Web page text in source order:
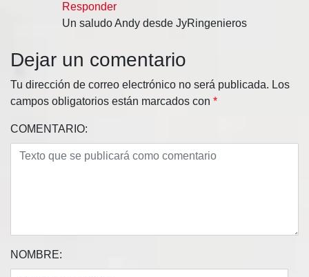
Responder
Un saludo Andy desde JyRingenieros
Dejar un comentario
Tu dirección de correo electrónico no será publicada. Los
campos obligatorios están marcados con *
COMENTARIO:
NOMBRE: